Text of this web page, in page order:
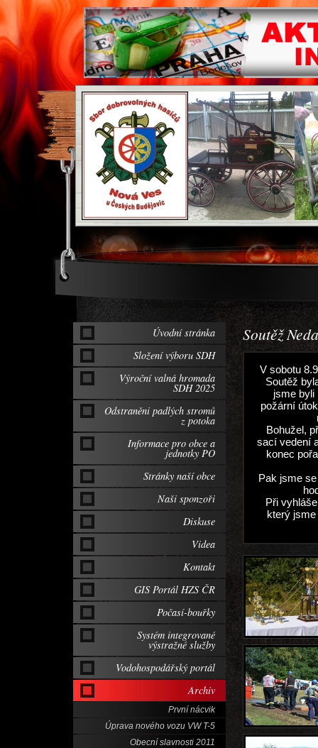
Soutěž
V sobotu
Soutěž
jsme byli
požární
Bohužel,
sací vedení
konec
Pak jsme
Při
který
Úvodní stránka
Složení výboru SDH
Výroční valná hromada
SDH 2025
Odstraněni padlých stromů
z potoka
Informace pro obce a
jednotky PO
Stránky naší obce
Naši sponzoři
Diskuse
Videa
Kontakt
GIS Portál HZS ČR
Počasí-bouřky
Systém integrované
výstražné služby
Vodohospodářský portál
Archiv
První nácvik
Úprava nového vozu VW T-5
Obecní slavnosti 2011